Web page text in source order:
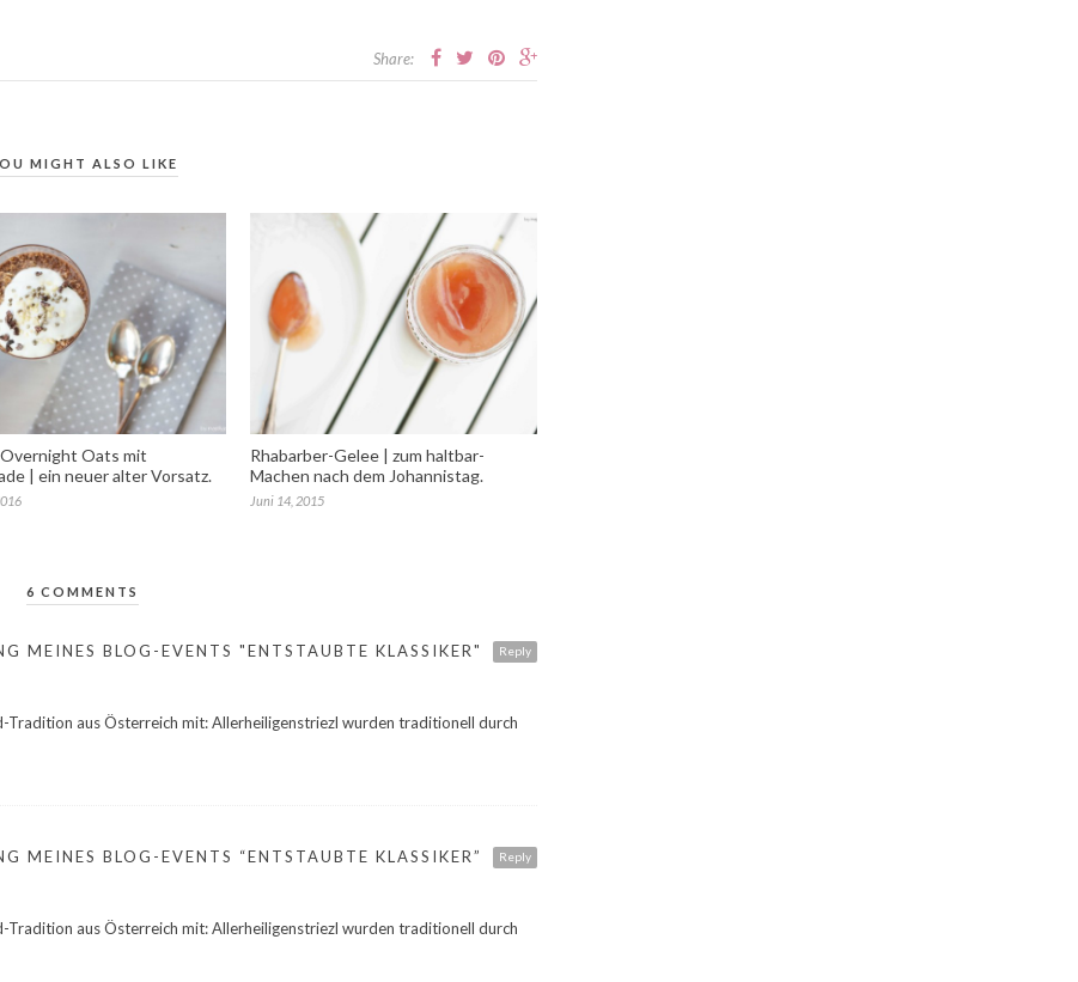
Share:
MIGHT ALSO LIKE
Oats mit
| ein neuer alter Vorsatz.
Rhabarber-Gelee | zum haltbar-
Machen nach dem Johannistag.
Juni 14, 2015
6 COMMENTS
Reply
MEINES BLOG-EVENTS "ENTSTAUBTE KLASSIKER"
Tradition aus Österreich mit: Allerheiligenstriezl wurden traditionell durch
Reply
MEINES BLOG-EVENTS “ENTSTAUBTE KLASSIKER”
Tradition aus Österreich mit: Allerheiligenstriezl wurden traditionell durch